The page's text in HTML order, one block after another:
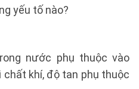
yếu tố nào?
nước phụ thuộc vào
khí, độ tan phụ thuộc